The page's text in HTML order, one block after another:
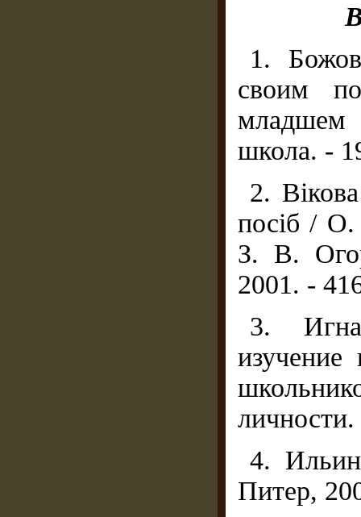
1.
своим
младшем
школа. -
2.
посіб /
З. В.
2001. -
3.
4.
Питер,